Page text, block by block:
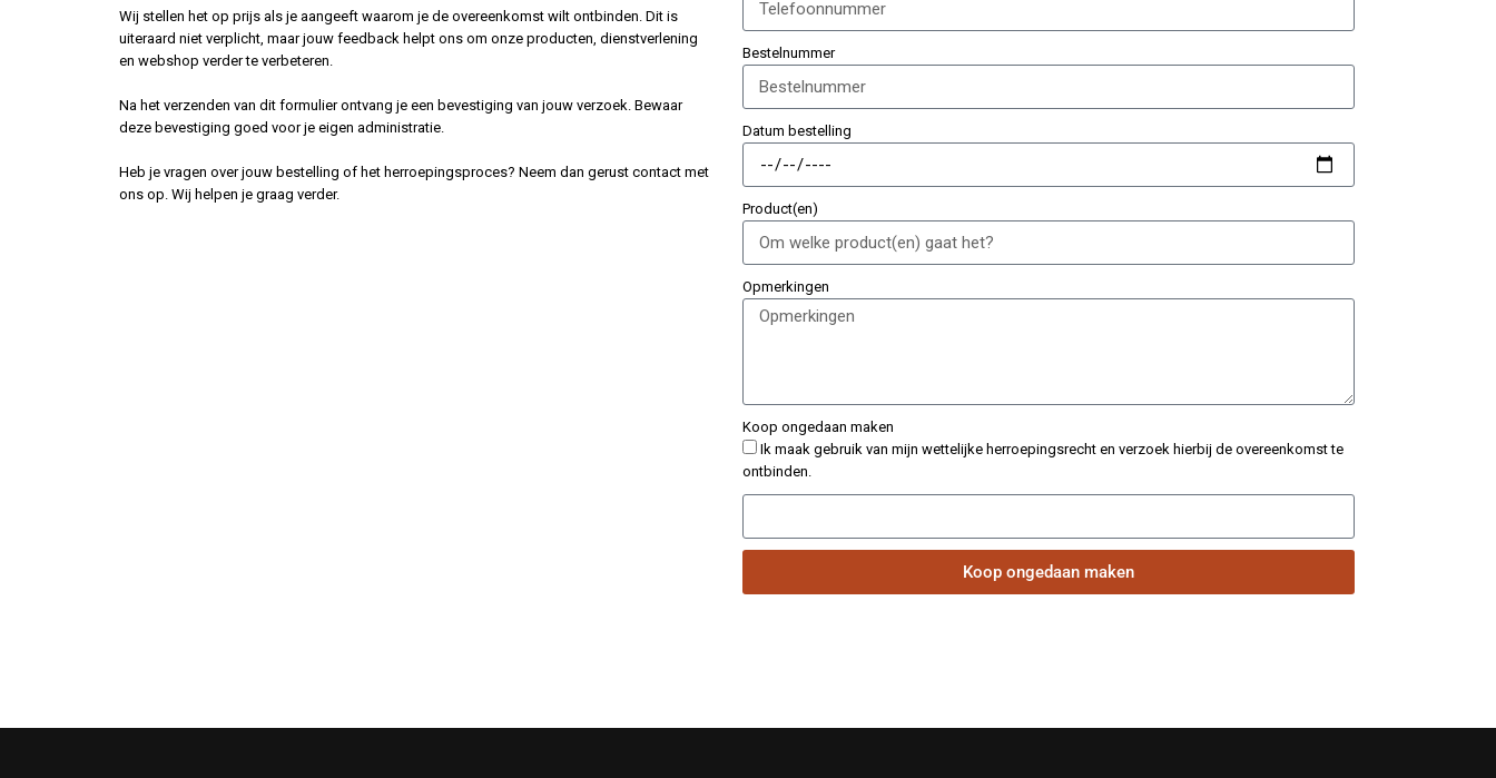
Wij stellen het op prijs als je aangeeft waarom je de overeenkomst wilt ontbinden. Dit is
uiteraard niet verplicht, maar jouw feedback helpt ons om onze producten, dienstverlening
en webshop verder te verbeteren.
Na het verzenden van dit formulier ontvang je een bevestiging van jouw verzoek. Bewaar
deze bevestiging goed voor je eigen administratie.
Heb je vragen over jouw bestelling of het herroepingsproces? Neem dan gerust contact met
ons op. Wij helpen je graag verder.
Bestelnummer
Datum bestelling
Product(en)
Opmerkingen
Koop ongedaan maken
Ik maak gebruik van mijn wettelijke herroepingsrecht en verzoek hierbij de overeenkomst te
ontbinden.
Koop ongedaan maken